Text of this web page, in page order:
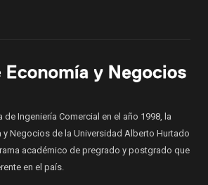
Ingeniería Comercial en el año 1998, la
y Negocios de la Universidad Alberto Hurtado
académico de pregrado y postgrado que
en el país.